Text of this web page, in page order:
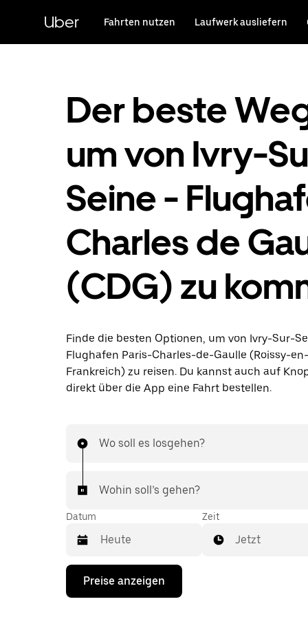
HauptinhaltUber Fahrten nutzen Laufwerk ausliefern
Der beste
um von Ivry-
Seine -
Charles de
(CDG) zu
Finde die besten Optionen, um von Ivry-Sur-
Flughafen Paris-Charles-de-Gaulle (Roissy-
Frankreich) zu reisen. Du kannst auch auf
direkt über die App eine Fahrt bestellen.
Wo soll es losgehen?
Wohin soll’s gehen?
Datum
Drücke
Nach-
Zeit
Jetzt
Preise anzeigen